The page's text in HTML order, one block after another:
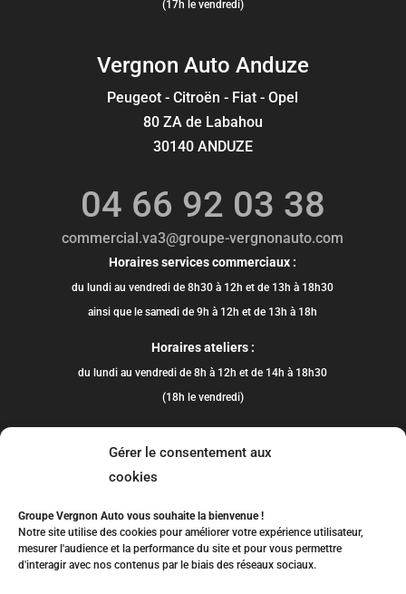
Gérer le consentement aux
cookies
Groupe Vergnon Auto vous souhaite la bienvenue !
Notre site utilise des cookies pour améliorer votre expérience utilisateur,
mesurer l'audience et la performance du site et pour vous permettre
d'interagir avec nos contenus par le biais des réseaux sociaux.
(17h le vendredi)
Vergnon Auto Anduze
Peugeot - Citroën - Fiat - Opel
80 ZA de Labahou
30140 ANDUZE
04 66 92 03 38
commercial.va3@groupe-vergnonauto.com
Horaires services commerciaux :
du lundi au vendredi de 8h30 à 12h et de 13h à 18h30
ainsi que le samedi de 9h à 12h et de 13h à 18h
Horaires ateliers :
du lundi au vendredi de 8h à 12h et de 14h à 18h30
(18h le vendredi)